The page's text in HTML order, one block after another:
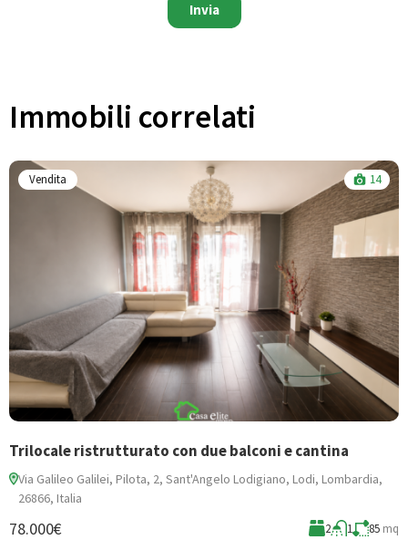
Invia
Immobili correlati​
Vendita 14
Trilocale ristrutturato con due balconi e cantina
Via Galileo Galilei, Pilota, 2, Sant'Angelo Lodigiano, Lodi, Lombardia,
26866, Italia
78.000€ 2 1 85 mq